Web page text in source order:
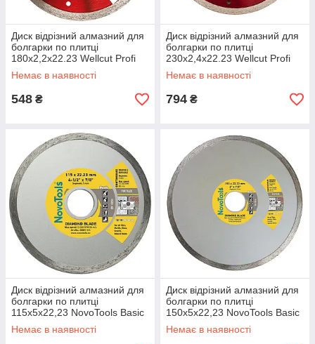
Диск відрізний алмазний для
болгарки по плитці
180х2,2х22.23 Wellcut Profi
Немає в наявності
548 ₴
Диск відрізний алмазний для
болгарки по плитці
230х2,4х22.23 Wellcut Profi
Немає в наявності
794 ₴
Диск відрізний алмазний для
болгарки по плитці
115х5х22,23 NovoTools Basic
Немає в наявності
Диск відрізний алмазний для
болгарки по плитці
150х5х22,23 NovoTools Basic
Немає в наявності